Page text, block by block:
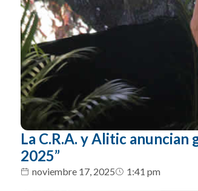
La C.R.A. y Alitic
2025”
noviembre 17, 2025 1:41 pm